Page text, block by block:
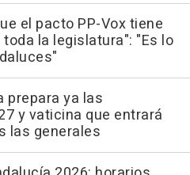
el pacto PP-Vox tiene
la legislatura": "Es lo
prepara ya las
y vaticina que entrará
las generales